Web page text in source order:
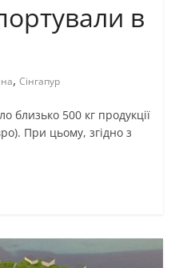
в
, Сінгапур
близько 500 кг продукції
При цьому, згідно з